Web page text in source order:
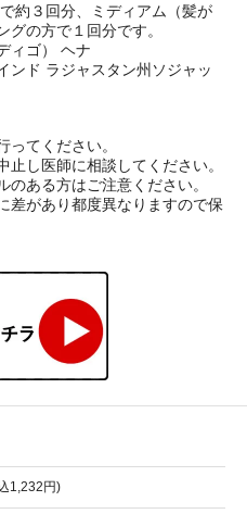
約３回分、ミディアム（髪が
グの方で１回分です。
ィゴ） ヘナ
ンド ラジャスタン州ソジャッ
ってください。
止し医師に相談してください。
ある方はご注意ください。
差があり都度異なりますので保
1,232円)